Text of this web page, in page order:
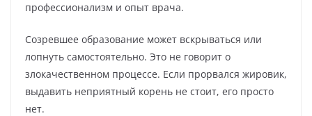
профессионализм и опыт врача.
Созревшее образование может вскрываться или
лопнуть самостоятельно. Это не говорит о
злокачественном процессе. Если прорвался жировик,
выдавить неприятный корень не стоит, его просто
нет.